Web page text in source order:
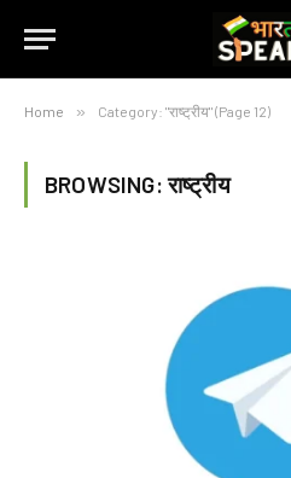
Home » Category: "राष्ट्रीय" (Page 12)
BROWSING:राष्ट्रीय